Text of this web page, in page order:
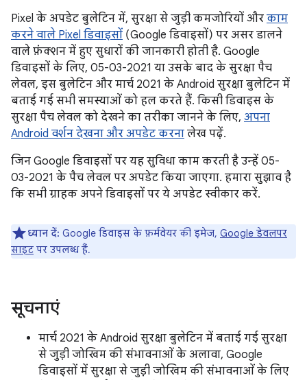
Pixel के अपडेट बुलेटिन में, सुरक्षा से जुड़ी कमजोरियों और काम
करने वाले Pixel डिवाइसों (Google डिवाइसों) पर असर डालने
वाले फ़ंक्शन में हुए सुधारों की जानकारी होती है. Google
डिवाइसों के लिए, 05-03-2021 या उसके बाद के सुरक्षा पैच
लेवल, इस बुलेटिन और मार्च 2021 के Android सुरक्षा बुलेटिन में
बताई गई सभी समस्याओं को हल करते हैं. किसी डिवाइस के
सुरक्षा पैच लेवल को देखने का तरीका जानने के लिए, अपना
Android वर्शन देखना और अपडेट करना लेख पढ़ें.
जिन Google डिवाइसों पर यह सुविधा काम करती है उन्हें 05-
03-2021 के पैच लेवल पर अपडेट किया जाएगा. हमारा सुझाव है
कि सभी ग्राहक अपने डिवाइसों पर ये अपडेट स्वीकार करें.
ध्यान दें: Google डिवाइस के फ़र्मवेयर की इमेज, Google डेवलपर
साइट पर उपलब्ध हैं.
सूचनाएं
मार्च 2021 के Android सुरक्षा बुलेटिन में बताई गई सुरक्षा
से जुड़ी जोखिम की संभावनाओं के अलावा, Google
डिवाइसों में सुरक्षा से जुड़ी जोखिम की संभावनाओं के लिए